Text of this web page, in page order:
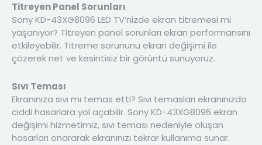
Titreyen Panel Sorunları
Sony KD-43XG8096 LED TV’nizde ekran titremesi mi
yaşanıyor? Titreyen panel sorunları ekran performansını
etkileyebilir. Titreme sorununu ekran değişimi ile
çözerek net ve kesintisiz bir görüntü sunuyoruz.
Sıvı Teması
Ekranınıza sıvı mı temas etti? Sıvı temasları ekranınızda
ciddi hasarlara yol açabilir. Sony KD-43XG8096 ekran
değişimi hizmetimiz, sıvı teması nedeniyle oluşan
hasarları onararak ekranınızı tekrar kullanıma sunar.